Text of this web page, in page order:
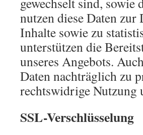
nutzen diese Daten
Inhalte sowie zu
unterstützen die
unseres Angebots.
Daten nachträglich zu
rechtswidrige Nutzung
SSL-Verschlüsselung